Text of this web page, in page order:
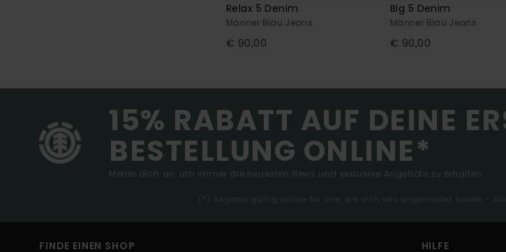
Relax 5 Denim
Männer Blau Jeans
€ 90,00
Big 5 Denim
Männer Blau Jeans
€ 90,00
15% RABATT AUF DEINE
BESTELLUNG ONLINE*
Melde dich an, um immer die neuesten News und exklusive Angebote zu erhalten.
(*) Angebot gültig online für alle, die sich neu angemeldet haben -
FINDE EINEN SHOP HILFE